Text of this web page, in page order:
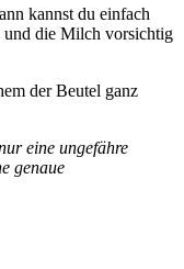
kannst du einfach
und die Milch vorsichtig
der Beutel ganz
eine ungefähre
genaue